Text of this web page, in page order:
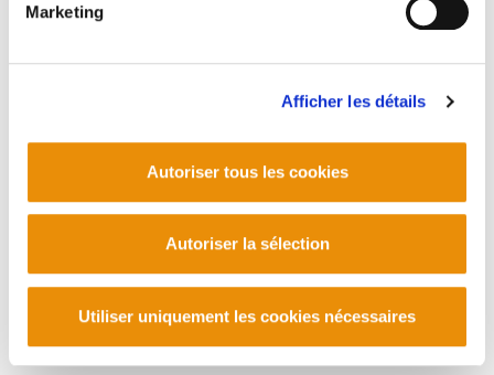
Marketing
Afficher les détails
Autoriser tous les cookies
Autoriser la sélection
Utiliser uniquement les cookies nécessaires